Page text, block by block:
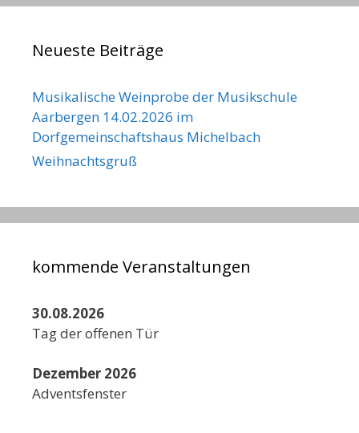
Neueste Beiträge
Musikalische Weinprobe der Musikschule
Aarbergen 14.02.2026 im
Dorfgemeinschaftshaus Michelbach
Weihnachtsgruß
kommende Veranstaltungen
30.08.2026
Tag der offenen Tür
Dezember 2026
Adventsfenster